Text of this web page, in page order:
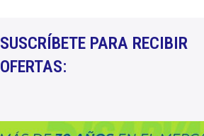
SUSCRÍBETE PARA RECIBIR
OFERTAS: